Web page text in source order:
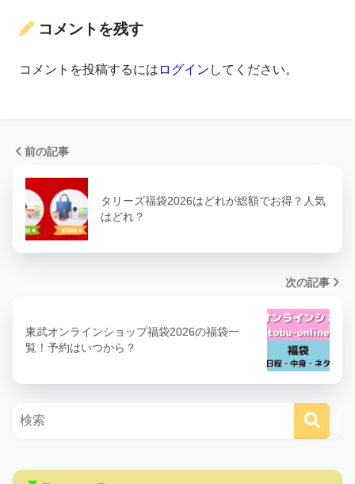
コメントを残す
コメントを投稿するには ログイン してください。
前の記事
タリーズ福袋2026はどれが総額でお得？人気
はどれ？
次の記事
東武オンラインショップ福袋2026の福袋一
覧！予約はいつから？